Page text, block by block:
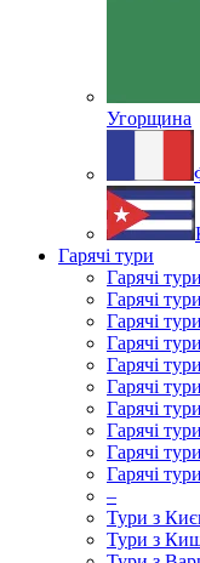
Угорщина
Гарячі тури
Гарячі
Гарячі
Гарячі
Гарячі
Гарячі
Гарячі
Гарячі
Гарячі
Гарячі
Гарячі
–
Тури з
Тури з